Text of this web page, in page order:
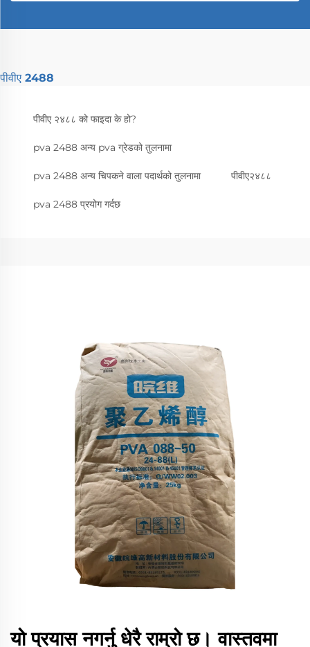
पीवीए 2488
पीवीए २४८८ को फाइदा के हो?
pva 2488 अन्य pva ग्रेडको तुलनामा
pva 2488 अन्य चिपकने वाला पदार्थको तुलनामा पीवीए२४८८
pva 2488 प्रयोग गर्दछ
यो प्रयास नगर्नु धेरै राम्रो छ। वास्तवमा